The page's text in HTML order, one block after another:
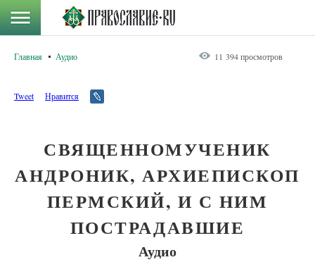
Главная Аудио 11 394 просмотров
Tweet Нравится
СВЯЩЕННОМУЧЕНИК
АНДРОНИК, АРХИЕПИСКОП
ПЕРМСКИЙ, И С НИМ
ПОСТРАДАВШИЕ
Аудио